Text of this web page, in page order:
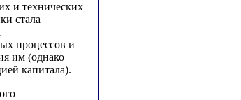
и технических
стала
процессов и
им (однако
капитала).